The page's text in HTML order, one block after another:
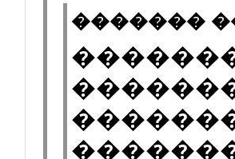
�������